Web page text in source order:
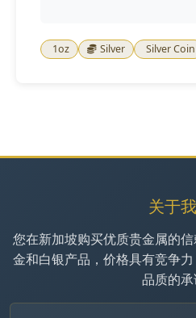
1oz Silver Silver Coin
关于
您在新加坡购买优质贵金属的
金和白银产品，价格具有竞争
品质的承